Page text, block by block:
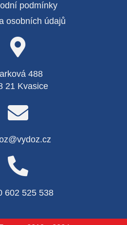
podmínky
osobních údajů
488
21 Kvasice
602 525 538